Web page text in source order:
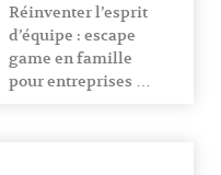
Réinventer l’esprit
d’équipe : escape
game en famille
pour entreprises …